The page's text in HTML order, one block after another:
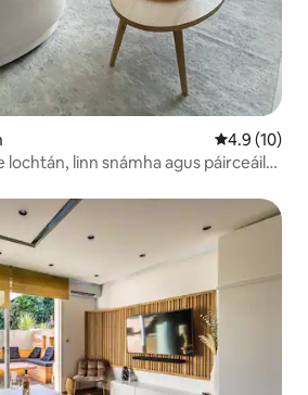
Meánrátáil
4.9 (10)
lochtán, linn snámha agus páirceáil